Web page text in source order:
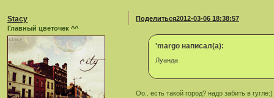
Поделиться2012-03-06 18:38:57
Stacy
Главный цветочек ^^
'margo написал(а):
Луанда
Оо.. есть такой город? надо забить в гугле:)